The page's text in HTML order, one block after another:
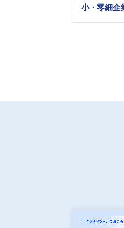
小・零細企